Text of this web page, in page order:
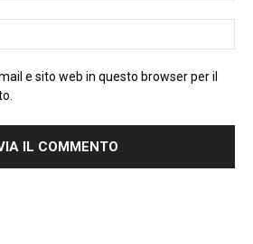
e sito web in questo browser per il